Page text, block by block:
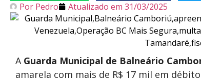
Por Pedro Atualizado em 31/03/2025
A Guarda Municipal de Balneário
amarela com mais de R$ 17 mil em